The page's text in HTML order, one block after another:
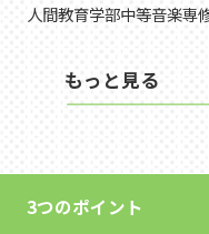
人間教育学部中等音楽専
もっと見る
3つのポイント